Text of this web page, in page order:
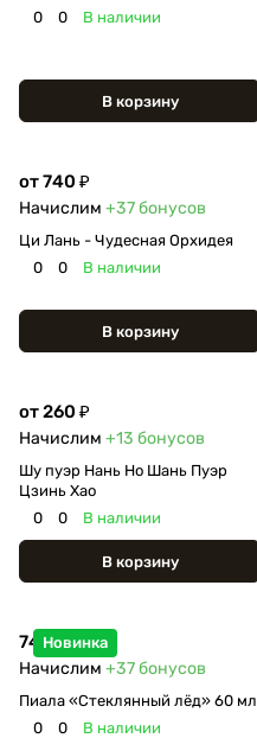
0
0 В наличии
В корзину
от 740 ₽
Начислим +37бонусов
Ци Лань - Чудесная Орхидея
0
0 В наличии
В корзину
от 260 ₽
Начислим +13 бонусов
Шу пуэр Нань Но Шань Пуэр
Цзинь Хао
0
0 В наличии
В корзину
Новинка
740 ₽
Начислим +37бонусов
Пиала «Стеклянный лёд» 60 мл
0
0 В наличии